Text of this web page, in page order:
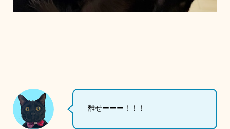
離せーーー！！！